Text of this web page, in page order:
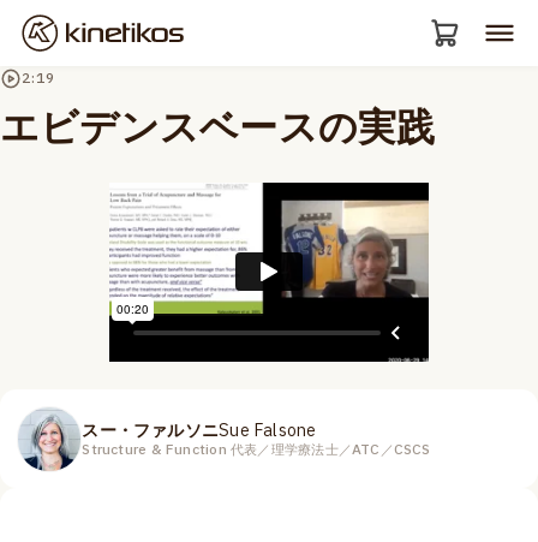
2:19
エビデンスベースの実践
スー・ファルソニSue Falsone
Structure & Function 代表／理学療法士／ATC／CSCS